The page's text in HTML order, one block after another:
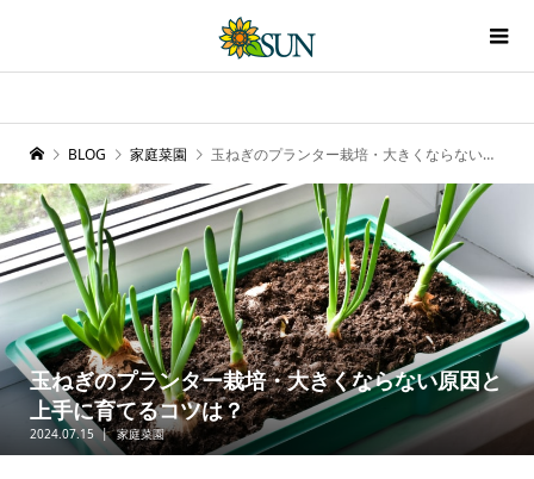
BLOG 家庭菜園 玉ねぎのプランター栽培・大きくならない原因と上手に育てるコツは？
玉ねぎのプランター栽培・大きくならない原因と
上手に育てるコツは？
2024.07.15 家庭菜園